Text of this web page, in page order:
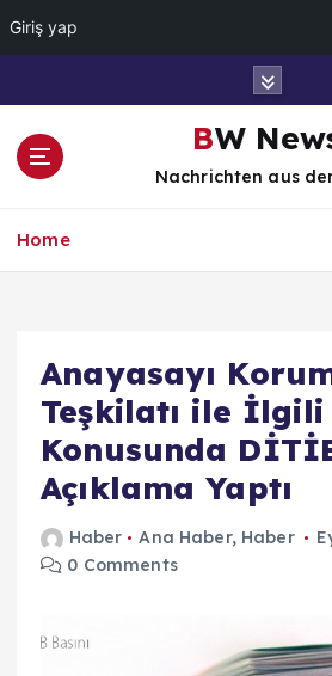
Giriş yap
BW
Nachrichten aus
Home
Anayasayı
Teşkilatı ile
Konusunda
Açıklama Yaptı
Haber Ana Haber, Haber
0 Comments